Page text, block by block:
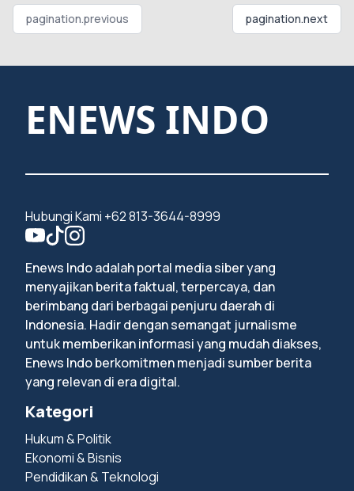
pagination.previous pagination.next
ENEWS INDO
Hubungi Kami +62 813-3644-8999
Enews Indo adalah portal media siber yang
menyajikan berita faktual, terpercaya, dan
berimbang dari berbagai penjuru daerah di
Indonesia. Hadir dengan semangat jurnalisme
untuk memberikan informasi yang mudah diakses,
Enews Indo berkomitmen menjadi sumber berita
yang relevan di era digital.
Kategori
Hukum & Politik
Ekonomi & Bisnis
Pendidikan & Teknologi